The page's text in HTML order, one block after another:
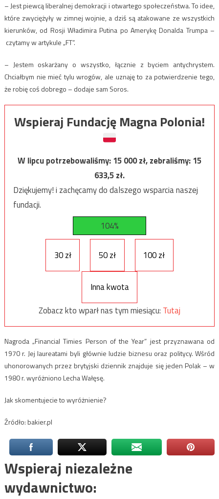
– Jest piewcą liberalnej demokracji i otwartego społeczeństwa. To idee,
które zwyciężyły w zimnej wojnie, a dziś są atakowane ze wszystkich
kierunków, od Rosji Władimira Putina po Amerykę Donalda Trumpa –
czytamy w artykule „FT”.
– Jestem oskarżany o wszystko, łącznie z byciem antychrystem.
Chciałbym nie mieć tylu wrogów, ale uznaję to za potwierdzenie tego,
że robię coś dobrego – dodaje sam Soros.
Wspieraj Fundację Magna Polonia!
W lipcu potrzebowaliśmy:15 000zł, zebraliśmy:15
633,5zł.
Dziękujemy! i zachęcamy do dalszego wsparcia naszej
fundacji.
104%
30 zł 50 zł 100 zł
Inna kwota
Zobacz kto wparł nas tym miesiącu: Tutaj
Nagroda „Financial Timies Person of the Year” jest przyznawana od
1970 r. Jej laureatami byli głównie ludzie biznesu oraz politycy. Wśród
uhonorowanych przez brytyjski dziennik znajduje się jeden Polak – w
1980 r. wyróżniono Lecha Wałęsę.
Jak skomentujecie to wyróżnienie?
Źródło: bakier.pl
Wspieraj niezależne
wydawnictwo: